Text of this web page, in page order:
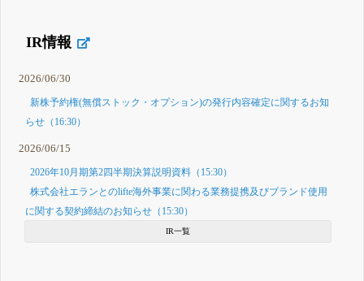
IR情報
2026/06/30
新株予約権(無償ストック・オプション)の発行内容確定に関するお知
らせ（16:30）
2026/06/15
2026年10月期第2四半期決算説明資料（15:30）
株式会社エランとのlifte海外事業に関わる業務提携及びブランド使用
に関する契約締結のお知らせ（15:30）
IR一覧